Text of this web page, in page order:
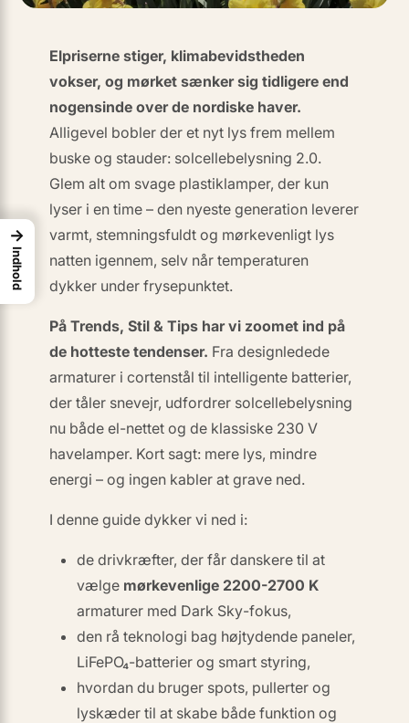
Elpriserne stiger, klimabevidstheden
vokser, og mørket sænker sig tidligere end
nogensinde over de nordiske haver.
Alligevel bobler der et nyt lys frem mellem
buske og stauder: solcellebelysning 2.0.
Glem alt om svage plastiklamper, der kun
lyser i en time – den nyeste generation leverer
varmt, stemningsfuldt og mørkevenligt lys
natten igennem, selv når temperaturen
dykker under frysepunktet.
PåTrends, Stil & Tips har vi zoomet ind på
de hotteste tendenser. Fra design­ledede
armaturer i cortenstål til intelligente batterier,
der tåler snevejr, udfordrer solcellebelysning
nu både el-nettet og de klassiske 230 V
havelamper. Kort sagt: mere lys, mindre
energi – og ingen kabler at grave ned.
I denne guide dykker vi ned i:
de drivkræfter, der får danskere til at
vælge mørkevenlige 2200-2700 K
armaturer med Dark Sky-fokus,
den rå teknologi bag højtydende paneler,
LiFePO₄-batterier og smart styring,
hvordan du bruger spots, pullerter og
lyskæder til at skabe både funktionog
→
Indhold